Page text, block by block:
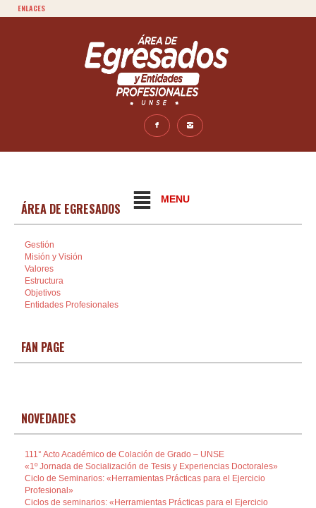
ENLACES
MENU
ÁREA DE EGRESADOS
Gestión
Misión y Visión
Valores
Estructura
Objetivos
Entidades Profesionales
FAN PAGE
NOVEDADES
111° Acto Académico de Colación de Grado – UNSE
«1º Jornada de Socialización de Tesis y Experiencias Doctorales»
Ciclo de Seminarios: «Herramientas Prácticas para el Ejercicio
Profesional»
Ciclos de seminarios: «Herramientas Prácticas para el Ejercicio